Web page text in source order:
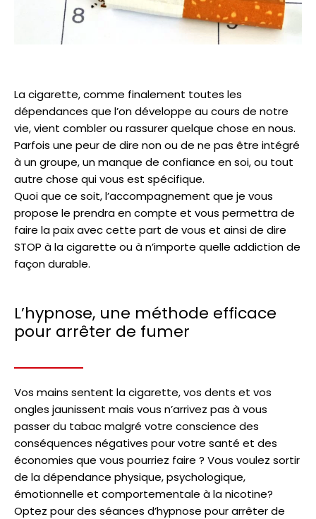
L’hypnose, une méthode efficace
pour arrêter de fumer
Vos mains sentent la cigarette, vos dents et vos
ongles jaunissent mais vous n’arrivez pas à vous
passer du tabac malgré votre conscience des
conséquences négatives pour votre santé et des
économies que vous pourriez faire ? Vous voulez sortir
de la dépendance physique, psychologique,
émotionnelle et comportementale à la nicotine?
Optez pour des séances d’hypnose pour arrêter de
La cigarette, comme finalement toutes les
dépendances que l’on développe au cours de notre
vie, vient combler ou rassurer quelque chose en nous.
Parfois une peur de dire non ou de ne pas être intégré
à un groupe, un manque de confiance en soi, ou tout
autre chose qui vous est spécifique.
Quoi que ce soit, l’accompagnement que je vous
propose le prendra en compte et vous permettra de
faire la paix avec cette part de vous et ainsi de dire
STOP à la cigarette ou à n’importe quelle addiction de
façon durable.